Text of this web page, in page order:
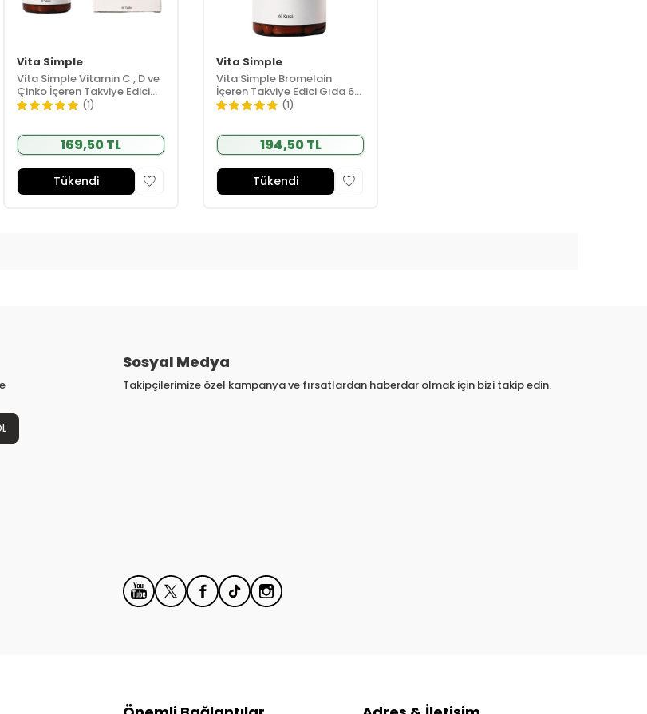
Vita Simple
Vita Simple Vitamin C , D ve
Çinko İçeren Takviye Edici
Gıda 60 Tablet
(1)
169,50 TL
Tükendi
Vita Simple
Vita Simple Bromelain
İçeren Takviye Edici Gıda 60
Kapsül
(1)
194,50 TL
Tükendi
Sosyal Medya
Takipçilerimize özel kampanya ve fırsatlardan haberdar olmak için bizi takip edin.